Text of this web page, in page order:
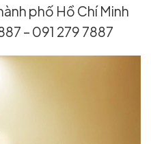
phố Hồ Chí Minh
– 091 279 7887